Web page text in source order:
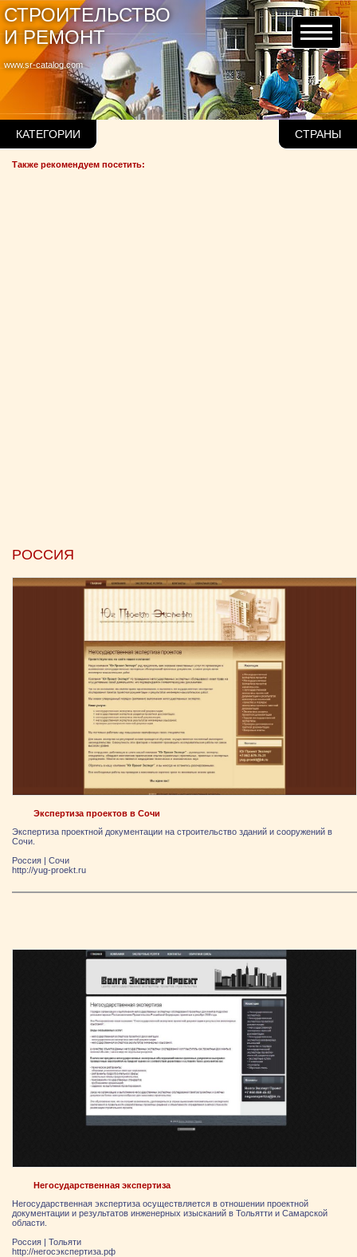
www.sr-catalog.com
СТРОИТЕЛЬСТВО
И РЕМОНТ
КАТЕГОРИИ СТРАНЫ
Также рекомендуем посетить:
РОССИЯ
Экспертиза проектов в Сочи
Экспертиза проектной документации на строительство зданий и сооружений в
Сочи.
Россия | Сочи
http://yug-proekt.ru
Негосударственная экспертиза
Негосударственная экспертиза осуществляется в отношении проектной
документации и результатов инженерных изысканий в Тольятти и Самарской
области.
Россия | Тольяти
http://негосэкспертиза.рф